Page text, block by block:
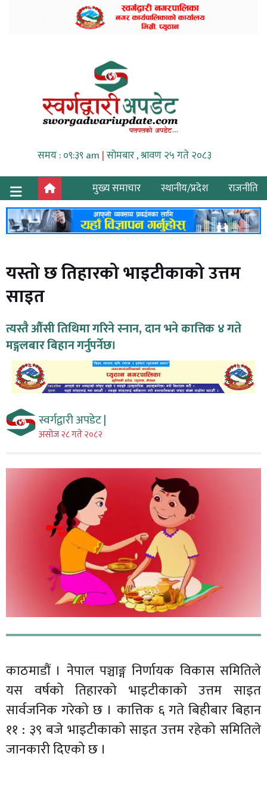
समय : ०९:३९ am |सोमबार , श्रावण २५ गते २०८३
मुख्य समाचार
स्थानीय/प्रदेश राजनीति
यस्तो छ तिहारको भाइटीकाको उत्तम
साइत
त्यस्तै औँसी तिथिमा गरिने स्नान, दान भने कात्तिक ४ गते
मङ्गलबार बिहान गर्नुपर्नेछ।
स्वर्गद्वारी अपडेट |
असाेज २८ गते २०८२
काठमाडौं । नेपाल पञ्चाङ्ग निर्णायक विकास समितिले
यस वर्षको तिहारको भाइटीकाको उत्तम साइत
सार्वजनिक गरेको छ । कात्तिक ६ गते बिहीबार बिहान
११ : ३९ बजे भाइटीकाको साइत उत्तम रहेको समितिले
जानकारी दिएको छ ।